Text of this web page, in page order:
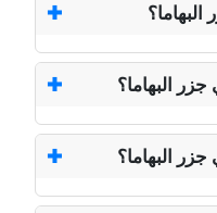
البهاما؟
البهاما؟